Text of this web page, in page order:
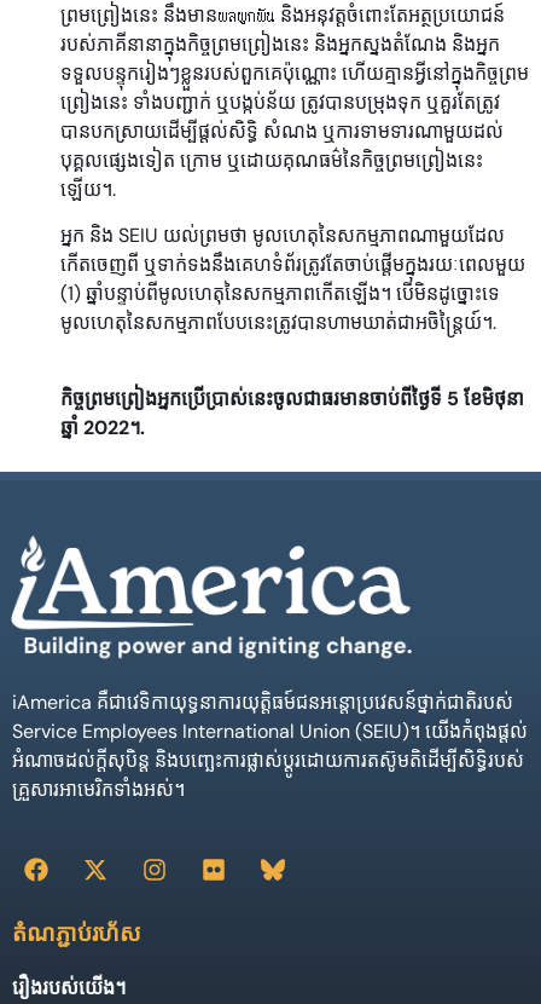
ព្រមព្រៀងនេះ នឹងមានผลผูกพัน និងអនុវត្តចំពោះតែអត្ថប្រយោជន៍
របស់ភាគីនានាក្នុងកិច្ចព្រមព្រៀងនេះ និងអ្នកស្នងតំណែង និងអ្នក
ទទួលបន្ទុករៀងៗខ្លួនរបស់ពួកគេប៉ុណ្ណោះ ហើយគ្មានអ្វីនៅក្នុងកិច្ចព្រម
ព្រៀងនេះ ទាំងបញ្ជាក់ ឬបង្កប់ន័យ ត្រូវបានបម្រុងទុក ឬគួរតែត្រូវ
បានបកស្រាយដើម្បីផ្តល់សិទ្ធិ សំណង ឬការទាមទារណាមួយដល់
បុគ្គលផ្សេងទៀត ក្រោម ឬដោយគុណធម៌នៃកិច្ចព្រមព្រៀងនេះ
ឡើយ។.
អ្នក និង SEIU យល់ព្រមថា មូលហេតុនៃសកម្មភាពណាមួយដែល
កើតចេញពី ឬទាក់ទងនឹងគេហទំព័រត្រូវតែចាប់ផ្តើមក្នុងរយៈពេលមួយ
(1) ឆ្នាំបន្ទាប់ពីមូលហេតុនៃសកម្មភាពកើតឡើង។ បើមិនដូច្នោះទេ
មូលហេតុនៃសកម្មភាពបែបនេះត្រូវបានហាមឃាត់ជាអចិន្ត្រៃយ៍។.
កិច្ចព្រមព្រៀងអ្នកប្រើប្រាស់នេះចូលជាធរមានចាប់ពីថ្ងៃទី 5 ខែមិថុនា
ឆ្នាំ 2022។.
iAmerica គឺជាវេទិកាយុទ្ធនាការយុត្តិធម៍ជនអន្តោប្រវេសន៍ថ្នាក់ជាតិរបស់
Service Employees International Union (SEIU)។ យើងកំពុងផ្តល់
អំណាចដល់ក្តីសុបិន្ត និងបញ្ឆេះការផ្លាស់ប្តូរដោយការតស៊ូមតិដើម្បីសិទ្ធិរបស់
គ្រួសារអាមេរិកទាំងអស់។
តំណភ្ជាប់រហ័ស
រឿងរបស់យើង។